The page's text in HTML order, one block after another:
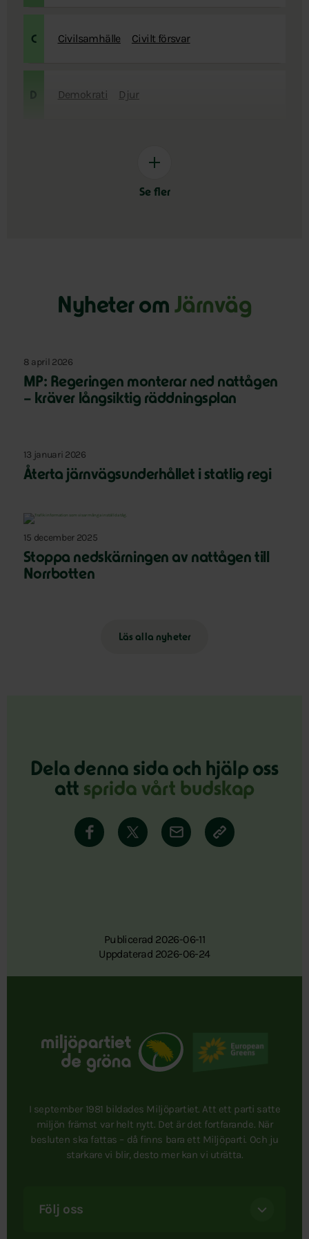
C Civilsamhälle Civilt försvar
D Demokrati Djur
Se fler
Nyheter om Järnväg
8 april 2026
MP: Regeringen monterar ned nattågen
– kräver långsiktig räddningsplan
13 januari 2026
Återta järnvägsunderhållet i statlig regi
15 december 2025
Stoppa nedskärningen av nattågen till
Norrbotten
Läs alla nyheter
Dela denna sida och hjälp oss
att sprida vårt budskap
Publicerad 2026-06-11
Uppdaterad 2026-06-24
I september 1981 bildades Miljöpartiet. Att ett parti satte
miljön främst var helt nytt. Det är det fortfarande. När
besluten ska fattas – då finns bara ett Miljöparti. Och ju
starkare vi blir, desto mer kan vi uträtta.
Följ oss